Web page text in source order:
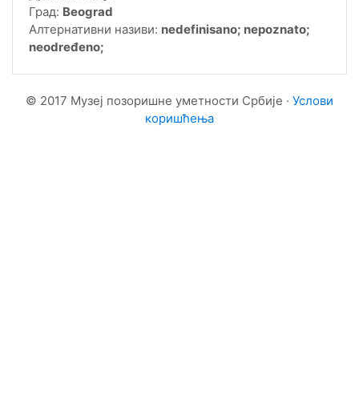
Град: Beograd
Алтернативни називи: nedefinisano; nepoznato;
neodređeno;
© 2017 Музеј позоришне уметности Србије · Услови
коришћења